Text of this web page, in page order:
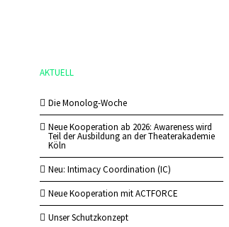
AKTUELL
Die Monolog-Woche
Neue Kooperation ab 2026: Awareness wird
Teil der Ausbildung an der Theaterakademie
Köln
Neu: Intimacy Coordination (IC)
Neue Kooperation mit ACTFORCE
Unser Schutzkonzept